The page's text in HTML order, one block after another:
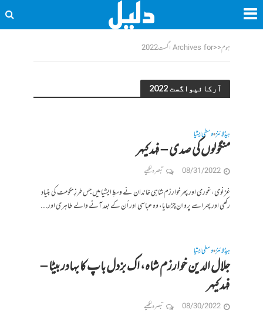
ہوم<<Archives for اگست 2022
آرکائیواگست 2022
ہیڈلائنز•وسطی ایشیا
منگولوں کی صدی – فہد کیہر
08/31/2022 تبصرہ لکھیے
غزنوی، غوری اور پھر خوارزم شاہی خاندان نے وسطِ ایشیا میں جس طرزِ حکومت کی بنیاد
رکھی اور پھر اسے پروان چڑھایا، وہ عباسی اور اُن کے بعد آنے والے طاہری اور...
ہیڈلائنز•وسطی ایشیا
جلال الدین خوارزم شاہ، اک بزدل باپ کا بہادر بیٹا –
فہد کیہر
08/30/2022 تبصرہ لکھیے